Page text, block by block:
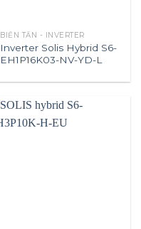
BIẾN TẦN - INVERTER
Inverter Solis Hybrid S6-
EH1P16K03-NV-YD-L